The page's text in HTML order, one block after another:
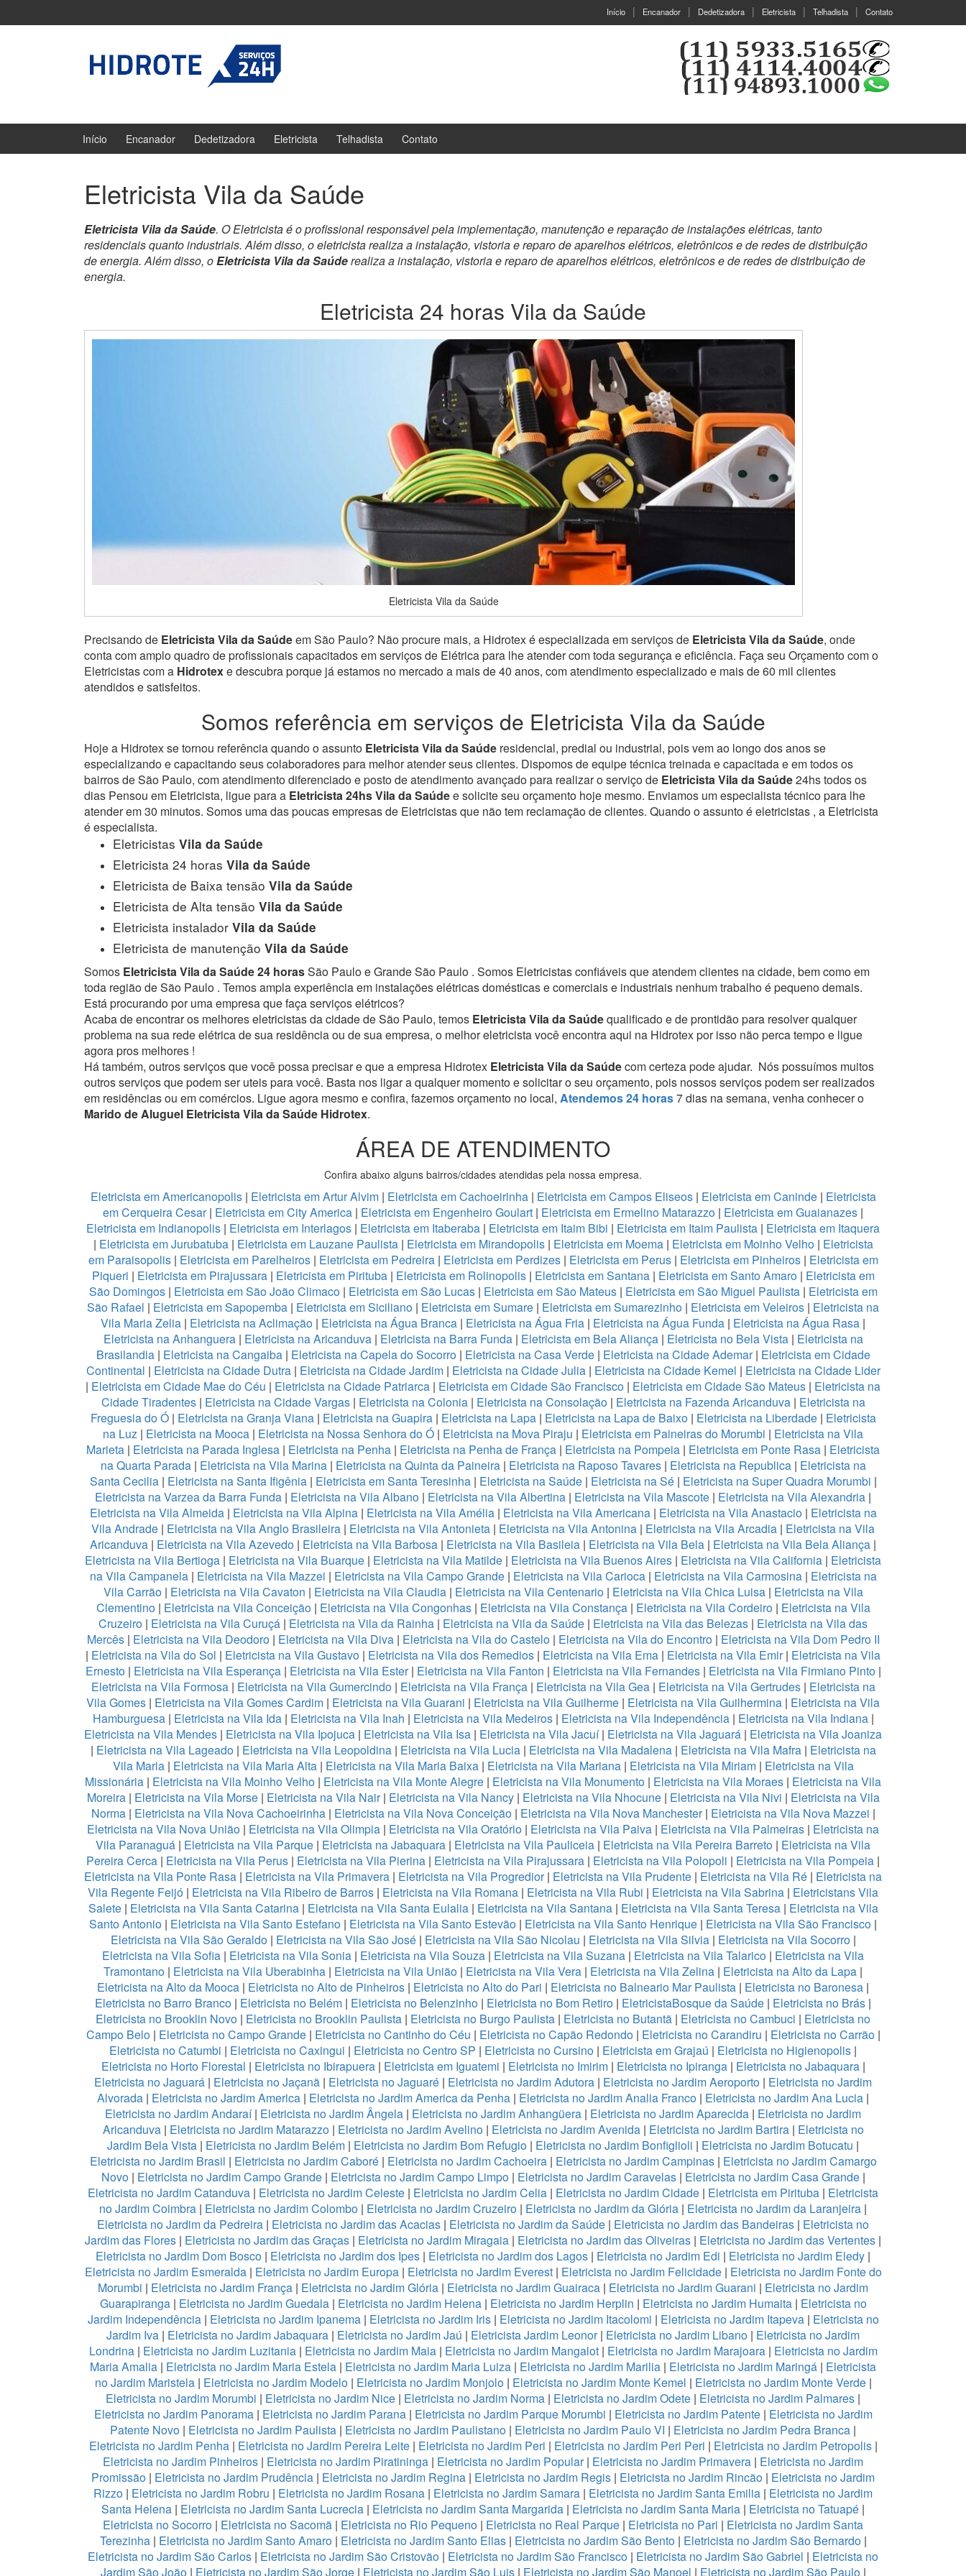
Início Encanador Dedetizadora Eletricista Telhadista Contato
Início Encanador Dedetizadora Eletricista Telhadista Contato
Eletricista Vila da Saúde
Eletricista Vila da Saúde. O Eletricista é o profissional responsável pela implementação, manutenção e reparação de instalações elétricas, tanto
residenciais quanto industriais. Além disso, o eletricista realiza a instalação, vistoria e reparo de aparelhos elétricos, eletrônicos e de redes de distribuição
de energia. Além disso, oEletricista Vila da Saúderealiza a instalação, vistoria e reparo de aparelhos elétricos, eletrônicos e de redes de distribuição de
energia.
Eletricista 24 horas Vila da Saúde
Eletricista Vila da Saúde
Precisando de Eletricista Vila da Saúdeem São Paulo? Não procure mais, a Hidrotex é especializada em serviços de Eletricista Vila da Saúde, onde
conta com amplo quadro de profissionais capacitados em serviços de Elétrica para lhe atender com toda segurança e eficiência. Faça seu Orçamento com o
Eletricistas com a Hidrotexe descubra porque já estamos no mercado a mais de 40 anos, com atendimento especializado e mais de 60 mil clientes
atendidos e satisfeitos.
Somos referência em serviços de Eletricista Vila da Saúde
Hoje a Hidrotex se tornou referência quando o assunto Eletricista Vila da Saúde residencial, predial ou industrial, pois vem ao longo dos anos se
especializando e capacitando seus colaboradores para melhor atender seus clientes. Dispomos de equipe técnica treinada e capacitada e em todos os
bairros de São Paulo, com atendimento diferenciado e posto de atendimento avançado para realizar o serviço de Eletricista Vila da Saúde24hs todos os
dias Pensou em Eletricista, ligue para a Eletricista 24hs Vila da Saúdee solicite seu orçamento hoje mesmo. Enviamos um especialista técnico para lhe
atender em 30 minutos. Somos uma das poucas empresas de Eletricistas que não tem reclamação de clientes. Quando o assunto é eletricistas , a Eletricista
é especialista.
Eletricistas Vila da Saúde
Eletricista 24 horas Vila da Saúde
Eletricista de Baixa tensão Vila da Saúde
Eletricista de Alta tensão Vila da Saúde
Eletricista instalador Vila da Saúde
Eletricista de manutenção Vila da Saúde
Somos Eletricista Vila da Saúde 24 horasSão Paulo e Grande São Paulo . Somos Eletricistas confiáveis que atendem clientes na cidade, bem como em
toda região de São Paulo . Temos ampla experiência em instalações elétricas domésticas e comerciais e industriais nenhum trabalho é pequeno demais.
Está procurando por uma empresa que faça serviços elétricos?
Acaba de encontrar os melhores eletricistas da cidade de São Paulo, temos Eletricista Vila da Saúdequalificado e de prontidão para resolver qualquer
problema na sua rede elétrica de sua residência ou de sua empresa, o melhor eletricista você encontra aqui na Hidrotex por isso não perca tempo e ligue
agora pros melhores !
Há também, outros serviços que você possa precisar e que a empresa Hidrotex Eletricista Vila da Saúdecom certeza pode ajudar. Nós possuímos muitos
outros serviços que podem ser uteis para você. Basta nos ligar a qualquer momento e solicitar o seu orçamento, pois nossos serviços podem ser realizados
em residências ou em comércios. Ligue agora mesmo e confira, fazemos orçamento no local, Atendemos 24 horas7 dias na semana, venha conhecer o
Marido de Aluguel Eletricista Vila da Saúde Hidrotex.
ÁREA DE ATENDIMENTO
Confira abaixo alguns bairros/cidades atendidas pela nossa empresa.
Eletricista em Americanopolis | Eletricista em Artur Alvim | Eletricista em Cachoeirinha| Eletricista em Campos Eliseos | Eletricista em Caninde| Eletricista
em Cerqueira Cesar| Eletricista em City America | Eletricista em Engenheiro Goulart | Eletricista em Ermelino Matarazzo | Eletricista em Guaianazes |
Eletricista em Indianopolis | Eletricista em Interlagos | Eletricista em Itaberaba | Eletricista em Itaim Bibi | Eletricista em Itaim Paulista | Eletricista em Itaquera
| Eletricista em Jurubatuba| Eletricista em Lauzane Paulista | Eletricista em Mirandopolis| Eletricista em Moema| Eletricista em Moinho Velho | Eletricista
em Paraisopolis| Eletricista em Parelheiros| Eletricista em Pedreira| Eletricista em Perdizes| Eletricista em Perus| Eletricista em Pinheiros| Eletricista em
Piqueri | Eletricista em Pirajussara| Eletricista em Pirituba| Eletricista em Rolinopolis| Eletricista em Santana| Eletricista em Santo Amaro| Eletricista em
São Domingos| Eletricista em São João Climaco| Eletricista em São Lucas| Eletricista em São Mateus | Eletricista em São Miguel Paulista| Eletricista em
São Rafael | Eletricista em Sapopemba | Eletricista em Siciliano | Eletricista em Sumare | Eletricista em Sumarezinho | Eletricista em Veleiros | Eletricista na
Vila Maria Zelia | Eletricista na Aclimação | Eletricista na Água Branca | Eletricista na Água Fria | Eletricista na Água Funda | Eletricista na Água Rasa |
Eletricista na Anhanguera| Eletricista na Aricanduva| Eletricista na Barra Funda | Eletricista em Bela Aliança | Eletricista no Bela Vista| Eletricista na
Brasilandia| Eletricista na Cangaiba| Eletricista na Capela do Socorro | Eletricista na Casa Verde| Eletricista na Cidade Ademar| Eletricista em Cidade
Continental | Eletricista na Cidade Dutra | Eletricista na Cidade Jardim| Eletricista na Cidade Julia | Eletricista na Cidade Kemel | Eletricista na Cidade Lider
| Eletricista em Cidade Mae do Céu | Eletricista na Cidade Patriarca | Eletricista em Cidade São Francisco | Eletricista em Cidade São Mateus | Eletricista na
Cidade Tiradentes| Eletricista na Cidade Vargas | Eletricista na Colonia| Eletricista na Consolação | Eletricista na Fazenda Aricanduva| Eletricista na
Freguesia do Ó| Eletricista na Granja Viana| Eletricista na Guapira| Eletricista na Lapa| Eletricista na Lapa de Baixo | Eletricista na Liberdade | Eletricista
na Luz | Eletricista na Mooca | Eletricista na Nossa Senhora do Ó | Eletricista na Mova Piraju | Eletricista em Paineiras do Morumbi | Eletricista na Vila
Marieta | Eletricista na Parada Inglesa | Eletricista na Penha | Eletricista na Penha de França | Eletricista na Pompeia | Eletricista em Ponte Rasa | Eletricista
na Quarta Parada| Eletricista na Vila Marina| Eletricista na Quinta da Paineira| Eletricista na Raposo Tavares| Eletricista na Republica| Eletricista na
Santa Cecilia| Eletricista na Santa Ifigênia | Eletricista em Santa Teresinha| Eletricista na Saúde| Eletricista na Sé| Eletricista na Super Quadra Morumbi |
Eletricista na Varzea da Barra Funda | Eletricista na Vila Albano | Eletricista na Vila Albertina | Eletricista na Vila Mascote | Eletricista na Vila Alexandria |
Eletricista na Vila Almeida | Eletricista na Vila Alpina | Eletricista na Vila Amélia | Eletricista na Vila Americana| Eletricista na Vila Anastacio| Eletricista na
Vila Andrade | Eletricista na Vila Anglo Brasileira | Eletricista na Vila Antonieta | Eletricista na Vila Antonina | Eletricista na Vila Arcadia | Eletricista na Vila
Aricanduva | Eletricista na Vila Azevedo | Eletricista na Vila Barbosa | Eletricista na Vila Basileia | Eletricista na Vila Bela | Eletricista na Vila Bela Aliança |
Eletricista na Vila Bertioga | Eletricista na Vila Buarque | Eletricista na Vila Matilde | Eletricista na Vila Buenos Aires | Eletricista na Vila California | Eletricista
na Vila Campanela| Eletricista na Vila Mazzei | Eletricista na Vila Campo Grande| Eletricista na Vila Carioca| Eletricista na Vila Carmosina| Eletricista na
Vila Carrão| Eletricista na Vila Cavaton | Eletricista na Vila Claudia| Eletricista na Vila Centenario| Eletricista na Vila Chica Luisa | Eletricista na Vila
Clementino| Eletricista na Vila Conceição| Eletricista na Vila Congonhas| Eletricista na Vila Constança| Eletricista na Vila Cordeiro| Eletricista na Vila
Cruzeiro | Eletricista na Vila Curuçá | Eletricista na Vila da Rainha | Eletricista na Vila da Saúde | Eletricista na Vila das Belezas | Eletricista na Vila das
Mercês| Eletricista na Vila Deodoro| Eletricista na Vila Diva| Eletricista na Vila do Castelo| Eletricista na Vila do Encontro| Eletricista na Vila Dom Pedro II
| Eletricista na Vila do Sol | Eletricista na Vila Gustavo | Eletricista na Vila dos Remedios | Eletricista na Vila Ema | Eletricista na Vila Emir| Eletricista na Vila
Ernesto| Eletricista na Vila Esperança| Eletricista na Vila Ester| Eletricista na Vila Fanton | Eletricista na Vila Fernandes| Eletricista na Vila Firmiano Pinto|
Eletricista na Vila Formosa| Eletricista na Vila Gumercindo| Eletricista na Vila França| Eletricista na Vila Gea| Eletricista na Vila Gertrudes| Eletricista na
Vila Gomes | Eletricista na Vila Gomes Cardim | Eletricista na Vila Guarani | Eletricista na Vila Guilherme | Eletricista na Vila Guilhermina | Eletricista na Vila
Hamburguesa| Eletricista na Vila Ida| Eletricista na Vila Inah | Eletricista na Vila Medeiros| Eletricista na Vila Independência| Eletricista na Vila Indiana|
Eletricista na Vila Mendes | Eletricista na Vila Ipojuca | Eletricista na Vila Isa | Eletricista na Vila Jacuí| Eletricista na Vila Jaguará | Eletricista na Vila Joaniza
| Eletricista na Vila Lageado| Eletricista na Vila Leopoldina| Eletricista na Vila Lucia| Eletricista na Vila Madalena| Eletricista na Vila Mafra | Eletricista na
Vila Maria| Eletricista na Vila Maria Alta| Eletricista na Vila Maria Baixa| Eletricista na Vila Mariana| Eletricista na Vila Miriam| Eletricista na Vila
Missionária | Eletricista na Vila Moinho Velho | Eletricista na Vila Monte Alegre | Eletricista na Vila Monumento | Eletricista na Vila Moraes | Eletricista na Vila
Moreira| Eletricista na Vila Morse| Eletricista na Vila Nair| Eletricista na Vila Nancy| Eletricista na Vila Nhocune| Eletricista na Vila Nivi | Eletricista na Vila
Norma| Eletricista na Vila Nova Cachoeirinha| Eletricista na Vila Nova Conceição| Eletricista na Vila Nova Manchester| Eletricista na Vila Nova Mazzei |
Eletricista na Vila Nova União | Eletricista na Vila Olimpia | Eletricista na Vila Oratório | Eletricista na Vila Paiva | Eletricista na Vila Palmeiras | Eletricista na
Vila Paranaguá | Eletricista na Vila Parque | Eletricista na Jabaquara | Eletricista na Vila Pauliceia | Eletricista na Vila Pereira Barreto | Eletricista na Vila
Pereira Cerca | Eletricista na Vila Perus | Eletricista na Vila Pierina | Eletricista na Vila Pirajussara | Eletricista na Vila Polopoli | Eletricista na Vila Pompeia |
Eletricista na Vila Ponte Rasa | Eletricista na Vila Primavera | Eletricista na Vila Progredior| Eletricista na Vila Prudente | Eletricista na Vila Ré | Eletricista na
Vila Regente Feijó | Eletricista na Vila Ribeiro de Barros | Eletricista na Vila Romana | Eletricista na Vila Rubi | Eletricista na Vila Sabrina | Eletricistans Vila
Salete| Eletricista na Vila Santa Catarina| Eletricista na Vila Santa Eulalia| Eletricista na Vila Santana| Eletricista na Vila Santa Teresa| Eletricista na Vila
Santo Antonio | Eletricista na Vila Santo Estefano | Eletricista na Vila Santo Estevão | Eletricista na Vila Santo Henrique | Eletricista na Vila São Francisco |
Eletricista na Vila São Geraldo| Eletricista na Vila São José| Eletricista na Vila São Nicolau | Eletricista na Vila Silvia| Eletricista na Vila Socorro|
Eletricista na Vila Sofia | Eletricista na Vila Sonia | Eletricista na Vila Souza | Eletricista na Vila Suzana | Eletricista na Vila Talarico | Eletricista na Vila
Tramontano | Eletricista na Vila Uberabinha | Eletricista na Vila União | Eletricista na Vila Vera | Eletricista na Vila Zelina | Eletricista na Alto da Lapa |
Eletricista na Alto da Mooca | Eletricista no Alto de Pinheiros | Eletricista no Alto do Pari | Eletricista no Balneario Mar Paulista | Eletricista no Baronesa |
Eletricista no Barro Branco | Eletricista no Belém | Eletricista no Belenzinho | Eletricista no Bom Retiro | EletricistaBosque da Saúde | Eletricista no Brás |
Eletricista no Brooklin Novo | Eletricista no Brooklin Paulista | Eletricista no Burgo Paulista | Eletricista no Butantã | Eletricista no Cambuci | Eletricista no
Campo Belo| Eletricista no Campo Grande| Eletricista no Cantinho do Céu | Eletricista no Capão Redondo| Eletricista no Carandiru | Eletricista no Carrão|
Eletricista no Catumbi | Eletricista no Caxingui | Eletricista no Centro SP | Eletricista no Cursino | Eletricista em Grajaú | Eletricista no Higienopolis |
Eletricista no Horto Florestal | Eletricista no Ibirapuera| Eletricista em Iguatemi | Eletricista no Imirim| Eletricista no Ipiranga| Eletricista no Jabaquara|
Eletricista no Jaguará | Eletricista no Jaçanã | Eletricista no Jaguaré | Eletricista no Jardim Adutora | Eletricista no Jardim Aeroporto | Eletricista no Jardim
Alvorada | Eletricista no Jardim America | Eletricista no Jardim America da Penha | Eletricista no Jardim Analia Franco | Eletricista no Jardim Ana Lucia |
Eletricista no Jardim Andaraí| Eletricista no Jardim Ângela | Eletricista no Jardim Anhangüera | Eletricista no Jardim Aparecida | Eletricista no Jardim
Aricanduva| Eletricista no Jardim Matarazzo| Eletricista no Jardim Avelino| Eletricista no Jardim Avenida| Eletricista no Jardim Bartira| Eletricista no
Jardim Bela Vista | Eletricista no Jardim Belém | Eletricista no Jardim Bom Refugio | Eletricista no Jardim Bonfiglioli | Eletricista no Jardim Botucatu |
Eletricista no Jardim Brasil | Eletricista no Jardim Caboré| Eletricista no Jardim Cachoeira| Eletricista no Jardim Campinas| Eletricista no Jardim Camargo
Novo| Eletricista no Jardim Campo Grande| Eletricista no Jardim Campo Limpo| Eletricista no Jardim Caravelas| Eletricista no Jardim Casa Grande|
Eletricista no Jardim Catanduva | Eletricista no Jardim Celeste | Eletricista no Jardim Celia | Eletricista no Jardim Cidade | Eletricista em Pirituba | Eletricista
no Jardim Coimbra | Eletricista no Jardim Colombo | Eletricista no Jardim Cruzeiro | Eletricista no Jardim da Glória | Eletricista no Jardim da Laranjeira |
Eletricista no Jardim da Pedreira | Eletricista no Jardim das Acacias | Eletricista no Jardim da Saúde | Eletricista no Jardim das Bandeiras | Eletricista no
Jardim das Flores | Eletricista no Jardim das Graças | Eletricista no Jardim Miragaia | Eletricista no Jardim das Oliveiras | Eletricista no Jardim das Vertentes |
Eletricista no Jardim Dom Bosco | Eletricista no Jardim dos Ipes | Eletricista no Jardim dos Lagos | Eletricista no Jardim Edi | Eletricista no Jardim Eledy |
Eletricista no Jardim Esmeralda| Eletricista no Jardim Europa| Eletricista no Jardim Everest| Eletricista no Jardim Felicidade| Eletricista no Jardim Fonte do
Morumbi | Eletricista no Jardim França | Eletricista no Jardim Glória | Eletricista no Jardim Guairaca | Eletricista no Jardim Guarani | Eletricista no Jardim
Guarapiranga| Eletricista no Jardim Guedala| Eletricista no Jardim Helena| Eletricista no Jardim Herplin | Eletricista no Jardim Humaita| Eletricista no
Jardim Independência| Eletricista no Jardim Ipanema| Eletricista no Jardim Iris| Eletricista no Jardim Itacolomi | Eletricista no Jardim Itapeva| Eletricista no
Jardim Iva | Eletricista no Jardim Jabaquara | Eletricista no Jardim Jaú | Eletricista Jardim Leonor| Eletricista no Jardim Libano | Eletricista no Jardim
Londrina| Eletricista no Jardim Luzitania| Eletricista no Jardim Maia| Eletricista no Jardim Mangalot| Eletricista no Jardim Marajoara| Eletricista no Jardim
Maria Amalia | Eletricista no Jardim Maria Estela | Eletricista no Jardim Maria Luiza | Eletricista no Jardim Marilia | Eletricista no Jardim Maringá | Eletricista
no Jardim Maristela| Eletricista no Jardim Modelo| Eletricista no Jardim Monjolo| Eletricista no Jardim Monte Kemel | Eletricista no Jardim Monte Verde|
Eletricista no Jardim Morumbi | Eletricista no Jardim Nice | Eletricista no Jardim Norma | Eletricista no Jardim Odete | Eletricista no Jardim Palmares |
Eletricista no Jardim Panorama| Eletricista no Jardim Parana| Eletricista no Jardim Parque Morumbi | Eletricista no Jardim Patente| Eletricista no Jardim
Patente Novo | Eletricista no Jardim Paulista | Eletricista no Jardim Paulistano | Eletricista no Jardim Paulo VI | Eletricista no Jardim Pedra Branca |
Eletricista no Jardim Penha| Eletricista no Jardim Pereira Leite| Eletricista no Jardim Peri | Eletricista no Jardim Peri Peri | Eletricista no Jardim Petropolis|
Eletricista no Jardim Pinheiros | Eletricista no Jardim Piratininga | Eletricista no Jardim Popular| Eletricista no Jardim Primavera | Eletricista no Jardim
Promissão | Eletricista no Jardim Prudência | Eletricista no Jardim Regina | Eletricista no Jardim Regis | Eletricista no Jardim Rincão | Eletricista no Jardim
Rizzo | Eletricista no Jardim Robru | Eletricista no Jardim Rosana | Eletricista no Jardim Samara | Eletricista no Jardim Santa Emilia | Eletricista no Jardim
Santa Helena | Eletricista no Jardim Santa Lucrecia | Eletricista no Jardim Santa Margarida | Eletricista no Jardim Santa Maria | Eletricista no Tatuapé |
Eletricista no Socorro | Eletricista no Sacomã | Eletricista no Rio Pequeno | Eletricista no Real Parque | Eletricista no Pari | Eletricista no Jardim Santa
Terezinha| Eletricista no Jardim Santo Amaro| Eletricista no Jardim Santo Elias| Eletricista no Jardim São Bento| Eletricista no Jardim São Bernardo|
Eletricista no Jardim São Carlos | Eletricista no Jardim São Cristovão | Eletricista no Jardim São Francisco | Eletricista no Jardim São Gabriel | Eletricista no
Jardim São João| Eletricista no Jardim São Jorge| Eletricista no Jardim São Luis| Eletricista no Jardim São Manoel | Eletricista no Jardim São Paulo|